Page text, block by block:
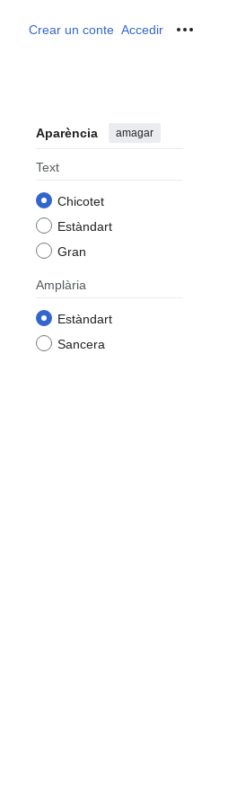
Crear un conte Accedir
Aparència amagar
Text
Chicotet
Estàndart
Gran
Amplària
Estàndart
Sancera